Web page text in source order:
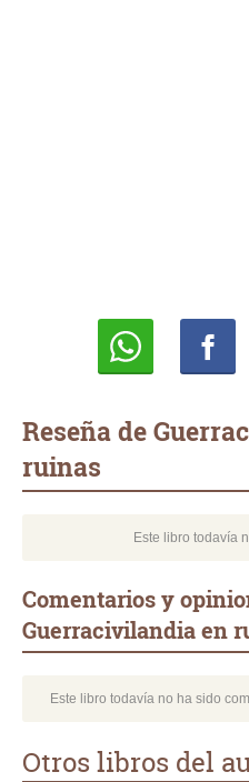
Reseña de
ruinas
Este libro todavía
Comentarios y
Guerracivilandia en
Este libro todavía no ha sido
Otros libros del